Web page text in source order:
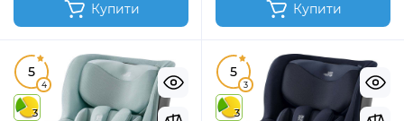
Купити Купити
5
4
3
5
3
3